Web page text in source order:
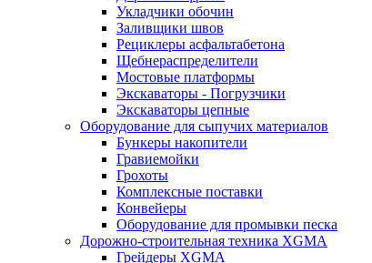
Укладчики обочин
Заливщики швов
Рециклеры асфальтабетона
Щебнераспределители
Мостовые платформы
Экскаваторы - Погрузчики
Экскаваторы цепные
Оборудование для сыпучих материалов
Бункеры накопители
Гравиемойки
Грохоты
Комплексные поставки
Конвейеры
Оборудование для промывки песка
Дорожно-строительная техника XGMA
Грейдеры XGMA